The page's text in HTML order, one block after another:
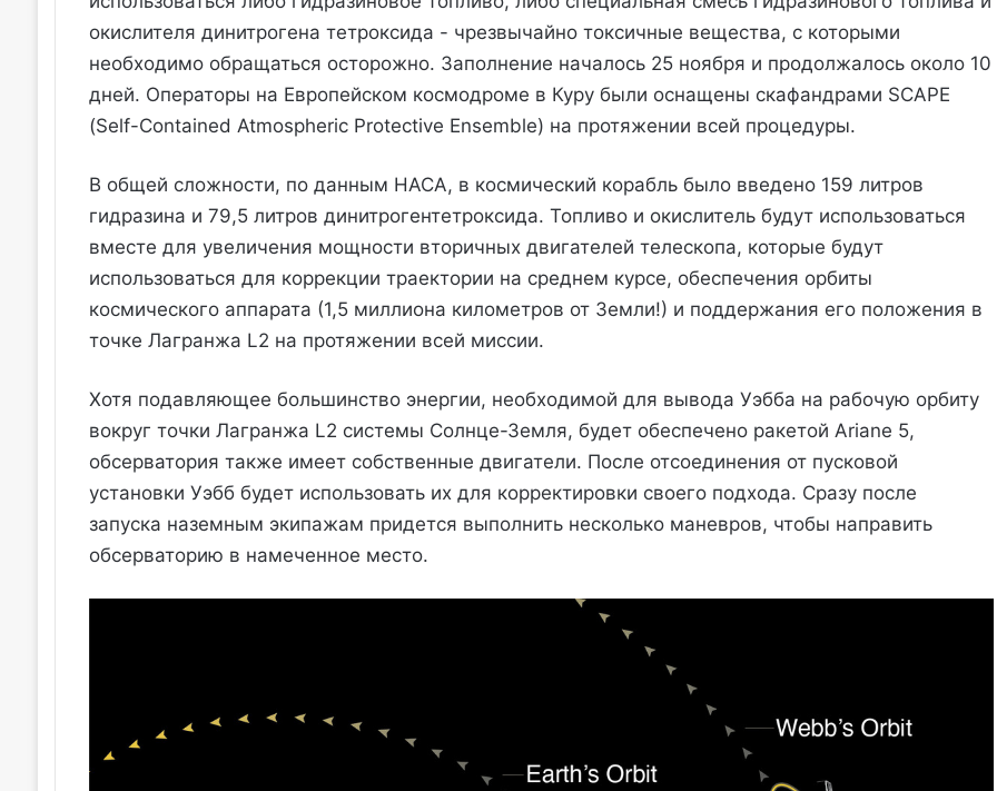
окислителя динитрогена тетроксида - чрезвычайно токсичные вещества, с которыми
необходимо обращаться осторожно. Заполнение началось 25 ноября и продолжалось около 10
дней. Операторы на Европейском космодроме в Куру были оснащены скафандрами SCAPE
(Self-Contained Atmospheric Protective Ensemble) на протяжении всей процедуры.
В общей сложности, по данным НАСА, в космический корабль было введено 159 литров
гидразина и 79,5 литров динитрогентетроксида. Топливо и окислитель будут использоваться
вместе для увеличения мощности вторичных двигателей телескопа, которые будут
использоваться для коррекции траектории на среднем курсе, обеспечения орбиты
космического аппарата (1,5 миллиона километров от Земли!) и поддержания его положения в
точке Лагранжа L2 на протяжении всей миссии.
Хотя подавляющее большинство энергии, необходимой для вывода Уэбба на рабочую орбиту
вокруг точки Лагранжа L2 системы Солнце-Земля, будет обеспечено ракетой Ariane 5,
обсерватория также имеет собственные двигатели. После отсоединения от пусковой
установки Уэбб будет использовать их для корректировки своего подхода. Сразу после
запуска наземным экипажам придется выполнить несколько маневров, чтобы направить
обсерваторию в намеченное место.